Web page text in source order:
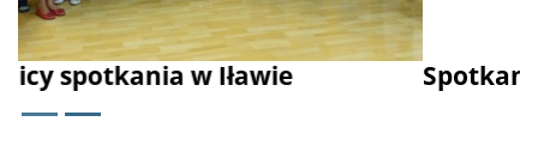
Spotkanie w Iławie